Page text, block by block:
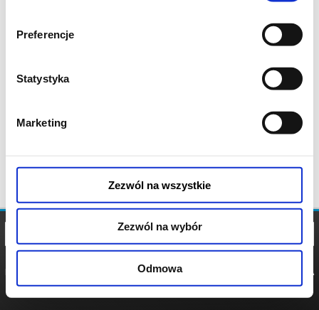
Preferencje
Statystyka
Marketing
Zezwól na wszystkie
Zezwól na wybór
Odmowa
POLITYKA
POLITYKA